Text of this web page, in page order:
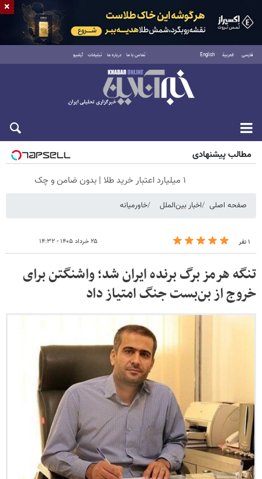
فارسی العربية English تماس با ما درباره ما تبلیغات آرشیو
جمعه ۱۶ مرداد ۱۴۰۵
مطالب پیشنهادی
۱ میلیارد اعتبار خرید طلا | بدون ضامن و چک
صفحه اصلی اخبار بین‌الملل خاورمیانه
۱ نفر ۲۵ خرداد ۱۴۰۵ - ۱۴:۳۲
تنگه هرمز برگ برنده ایران شد؛ واشنگتن برای
خروج از بن‌بست جنگ امتیاز داد
×